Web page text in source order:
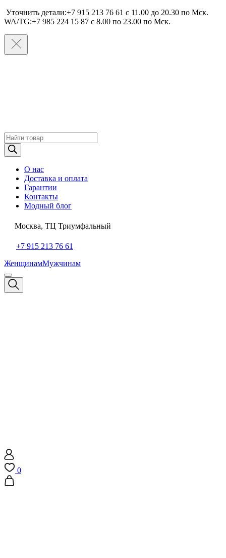
Уточнить детали:+7 915 213 76 61 c 11.00 до 20.30 по Мcк.
WA/TG:+7 985 224 15 87 c 8.00 по 23.00 по Мcк.
Поиск
товаров
О нас
Доставка и оплата
Гарантии
Контакты
Модный блог
Москва, ТЦ Триумфальный
+7 915 213 76 61
ЖенщинамМужчинам
0